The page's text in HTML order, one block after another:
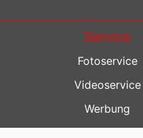
Service
Fotoservice
Videoservice
Werbung